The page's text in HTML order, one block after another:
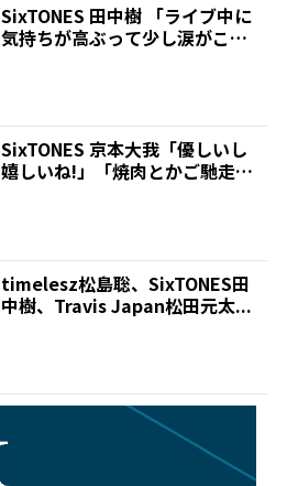
SixTONES 田中樹 「ライブ中に
気持ちが高ぶって少し涙がこぼ
SixTONES 京本大我「優しいし
嬉しいね!」「焼肉とかご馳走し
timelesz松島聡、SixTONES田
中樹、Travis Japan松田元太...